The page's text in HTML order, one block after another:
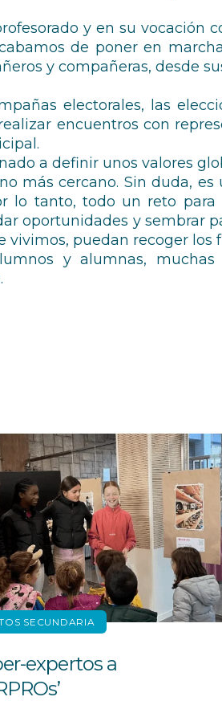
y en su vocación
de poner en
y compañeras, desde
electorales, las
encuentros con
a definir unos valores
más cercano. Sin duda,
lo tanto, todo un reto para
oportunidades y sembrar
vivimos, puedan recoger los
y alumnas,
SECUNDARIA
expertos a